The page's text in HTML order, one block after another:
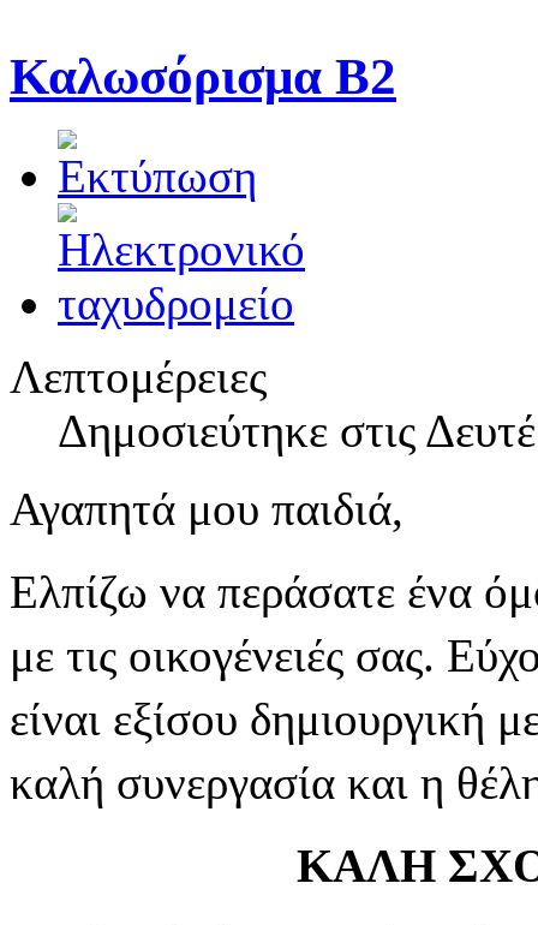
Καλωσόρισμα Β2
Λεπτομέρειες
Δημοσιεύτηκε στις
Αγαπητά μου παιδιά,
Ελπίζω να περάσατε ένα
με τις οικογένειές σας.
είναι εξίσου δημιουργική
καλή συνεργασία και η
ΚΑΛΗ